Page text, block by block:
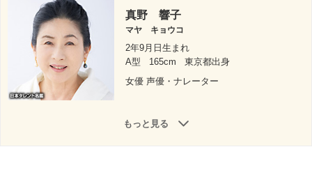
真野 響子
マヤ キョウコ
2年9月日生まれ
A型
165cm
東京都出身
女優 声優・ナレーター
もっと見る